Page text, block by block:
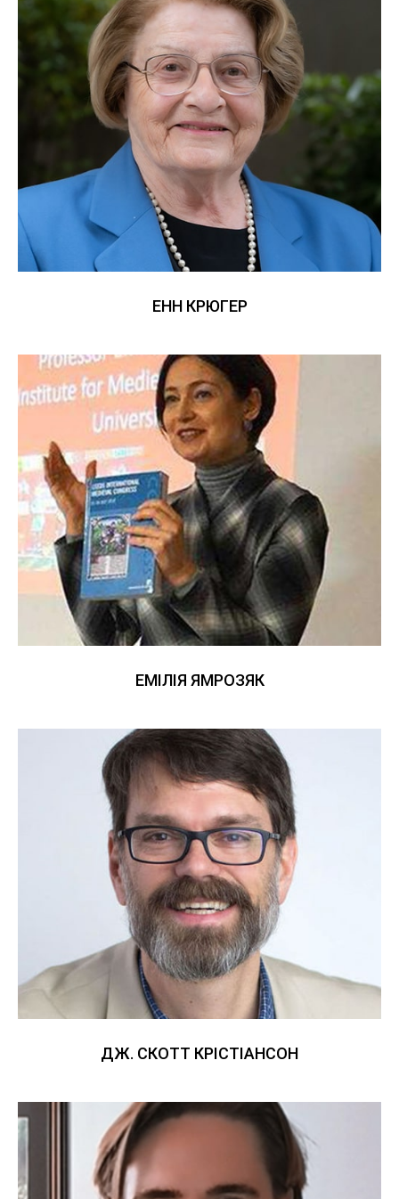
ЕНН КРЮГЕР
ЕМІЛІЯ ЯМРОЗЯК
ДЖ. СКОТТ КРІСТІАНСОН